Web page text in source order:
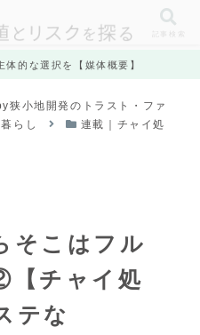
的な選択を【媒体概要】
狭小地開発のトラスト・ファ
らし
連載｜チャイ処
そこはフル
【チャイ処
テな